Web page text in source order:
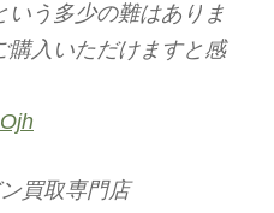
いう多少の難はありま
購入いただけますと感
買取専門店